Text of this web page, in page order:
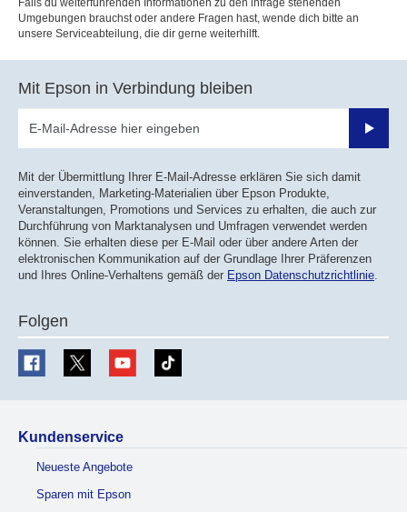
Umgebungen brauchst oder andere Fragen hast, wende dich bitte an
unsere Serviceabteilung, die dir gerne weiterhilft.
Mit Epson in Verbindung bleiben
Mit der Übermittlung Ihrer E-Mail-Adresse erklären Sie sich damit
einverstanden, Marketing-Materialien über Epson Produkte,
Veranstaltungen, Promotions und Services zu erhalten, die auch zur
Durchführung von Marktanalysen und Umfragen verwendet werden
können. Sie erhalten diese per E-Mail oder über andere Arten der
elektronischen Kommunikation auf der Grundlage Ihrer Präferenzen
und Ihres Online-Verhaltens gemäß der Epson Datenschutzrichtlinie
Folgen
Kundenservice
Neueste Angebote
Sparen mit Epson